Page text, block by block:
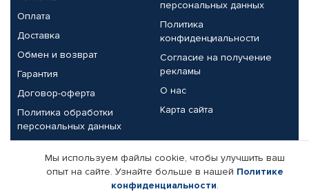
Оплата
Доставка
Обмен и возврат
Гарантия
Договор-оферта
Политика обработки
персональных данных
персональных данных
Политика
конфиденциальности
Согласие на получение
рекламы
О нас
Карта сайта
Партнерам
Корпоративным клиентам
Реквизиты компании
Мы используем файлы cookie, чтобы улучшить ваш
опыт на сайте. Узнайте больше в нашей Политике
конфиденциальности.